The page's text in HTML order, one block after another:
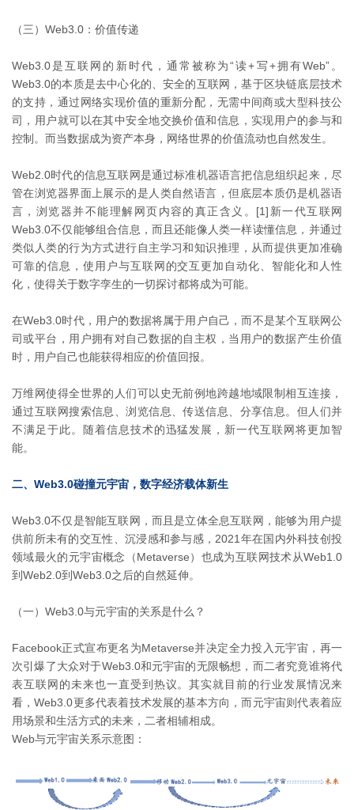
（三）Web3.0：价值传递
Web3.0是互联网的新时代，通常被称为“读+写+拥有Web”。
Web3.0的本质是去中心化的、安全的互联网，基于区块链底层技术
的支持，通过网络实现价值的重新分配，无需中间商或大型科技公
司，用户就可以在其中安全地交换价值和信息，实现用户的参与和
控制。而当数据成为资产本身，网络世界的价值流动也自然发生。
Web2.0时代的信息互联网是通过标准机器语言把信息组织起来，尽
管在浏览器界面上展示的是人类自然语言，但底层本质仍是机器语
言，浏览器并不能理解网页内容的真正含义。[1]新一代互联网
Web3.0不仅能够组合信息，而且还能像人类一样读懂信息，并通过
类似人类的行为方式进行自主学习和知识推理，从而提供更加准确
可靠的信息，使用户与互联网的交互更加自动化、智能化和人性
化，使得关于数字孪生的一切探讨都将成为可能。
在Web3.0时代，用户的数据将属于用户自己，而不是某个互联网公
司或平台，用户拥有对自己数据的自主权，当用户的数据产生价值
时，用户自己也能获得相应的价值回报。
万维网使得全世界的人们可以史无前例地跨越地域限制相互连接，
通过互联网搜索信息、浏览信息、传送信息、分享信息。但人们并
不满足于此。随着信息技术的迅猛发展，新一代互联网将更加智
能。
二、Web3.0碰撞元宇宙，数字经济载体新生
Web3.0不仅是智能互联网，而且是立体全息互联网，能够为用户提
供前所未有的交互性、沉浸感和参与感，2021年在国内外科技创投
领域最火的元宇宙概念（Metaverse）也成为互联网技术从Web1.0
到Web2.0到Web3.0之后的自然延伸。
（一）Web3.0与元宇宙的关系是什么？
Facebook正式宣布更名为Metaverse并决定全力投入元宇宙，再一
次引爆了大众对于Web3.0和元宇宙的无限畅想，而二者究竟谁将代
表互联网的未来也一直受到热议。其实就目前的行业发展情况来
看，Web3.0更多代表着技术发展的基本方向，而元宇宙则代表着应
用场景和生活方式的未来，二者相辅相成。
Web与元宇宙关系示意图：